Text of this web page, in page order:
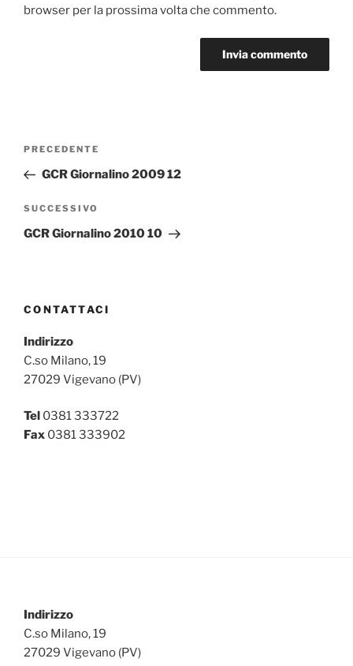
browser per la prossima volta che commento.
Navigazione
Articolo
precedente:
PRECEDENTE
GCR Giornalino 2009 12
Articolo
successivo
SUCCESSIVO
GCR Giornalino 2010 10
CONTATTACI
Indirizzo
C.so Milano, 19
27029 Vigevano (PV)
Tel 0381 333722
Fax 0381 333902
Indirizzo
C.so Milano, 19
27029 Vigevano (PV)